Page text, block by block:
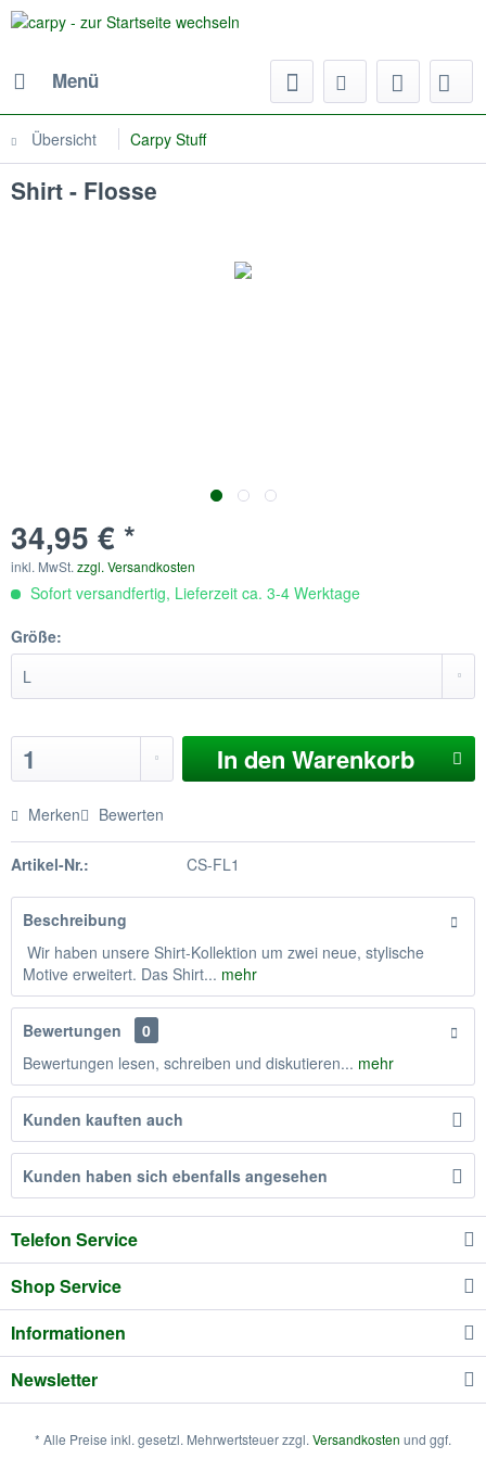
Menü
Übersicht Carpy Stuff
Shirt - Flosse
34,95 € *
inkl. MwSt. zzgl. Versandkosten
Sofort versandfertig, Lieferzeit ca. 3-4 Werktage
Größe:
In denWarenkorb
Merken Bewerten
Artikel-Nr.: CS-FL1
Beschreibung
Wir haben unsere Shirt-Kollektion um zwei neue, stylische
Motive erweitert. Das Shirt... mehr
Bewertungen
0
Bewertungen lesen, schreiben und diskutieren... mehr
Kunden kauften auch
Kunden haben sich ebenfalls angesehen
Telefon Service
Shop Service
Informationen
Newsletter
* Alle Preise inkl. gesetzl. Mehrwertsteuer zzgl. Versandkosten und ggf.